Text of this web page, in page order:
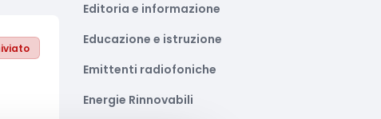
Editoria e informazione
Educazione e istruzione
Emittenti radiofoniche
Energie Rinnovabili